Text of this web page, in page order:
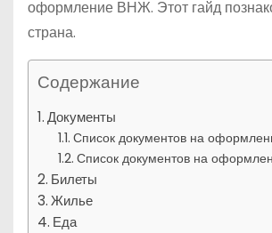
оформление ВНЖ. Этот гайд
страна.
Содержание
Документы
Список документов на
Список документов на
Билеты
Жилье
Еда